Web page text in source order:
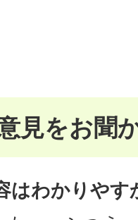
見をお聞
はわかりやす